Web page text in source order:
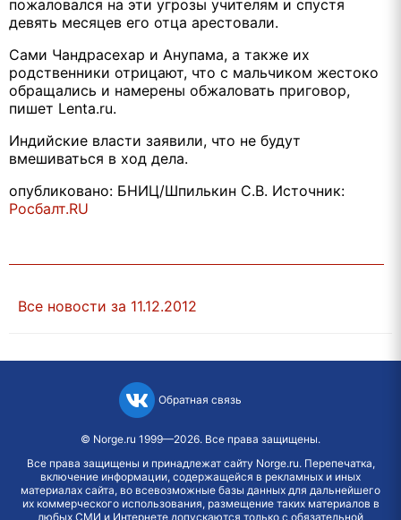
пожаловался на эти угрозы учителям и спустя
девять месяцев его отца арестовали.
Сами Чандрасехар и Анупама, а также их
родственники отрицают, что с мальчиком жестоко
обращались и намерены обжаловать приговор,
пишет Lenta.ru.
Индийские власти заявили, что не будут
вмешиваться в ход дела.
опубликовано: БНИЦ/Шпилькин С.В. Источник:
Росбалт.RU
Все новости за 11.12.2012
Обратная связь
© Norge.ru 1999—2026. Все права защищены.
Все права защищены и принадлежат сайту Norge.ru. Перепечатка,
включение информации, содержащейся в рекламных и иных
материалах сайта, во всевозможные базы данных для дальнейшего
их коммерческого использования, размещение таких материалов в
любых СМИ и Интернете допускаются только с обязательной